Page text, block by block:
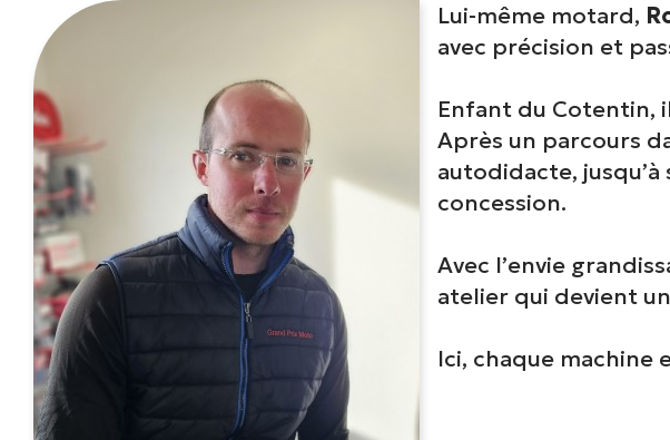
Lui-même motard,
avec précision et
Enfant du Cotentin,
Après un parcours
autodidacte,
concession.
Avec l’envie
atelier qui devient
Ici, chaque machine